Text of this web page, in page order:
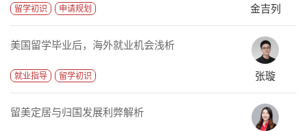
留学初识 申请规划 金吉列
美国留学毕业后，海外就业机会浅析
就业指导 留学初识 张璇
留美定居与归国发展利弊解析